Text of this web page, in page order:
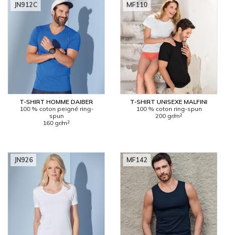
T-SHIRT HOMME DAIBER
100 % coton peigné ring-
spun
160 gr/m²
JN912C
T-SHIRT UNISEXE MALFINI
100 % coton ring-spun
200 gr/m²
MF110
JN926 MF142